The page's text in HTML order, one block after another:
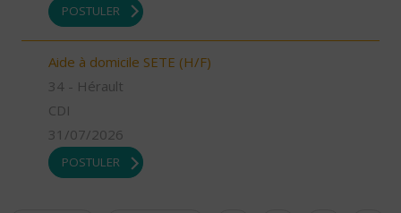
POSTULER
Aide à domicile SETE (H/F)
34 - Hérault
CDI
31/07/2026
POSTULER